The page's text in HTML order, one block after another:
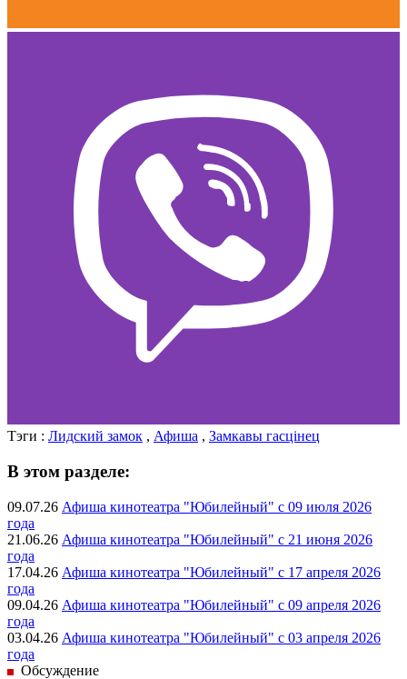
Тэги : Лидский замок , Афиша , Замкавы гасцiнец
В этом разделе:
09.07.26 Афиша кинотеатра "Юбилейный" c 09 июля 2026
года
21.06.26 Афиша кинотеатра "Юбилейный" c 21 июня 2026
года
17.04.26 Афиша кинотеатра "Юбилейный" c 17 апреля 2026
года
09.04.26 Афиша кинотеатра "Юбилейный" c 09 апреля 2026
года
03.04.26 Афиша кинотеатра "Юбилейный" c 03 апреля 2026
года
Обсуждение